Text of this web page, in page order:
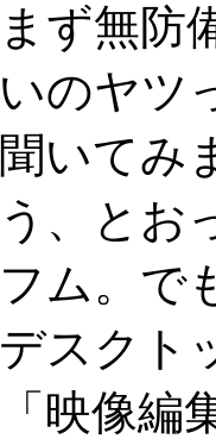
まず無防
いのヤツ
聞いてみ
う、とお
フム。で
デスクト
「映像